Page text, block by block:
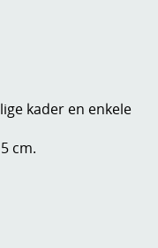
kader en enkele
cm.